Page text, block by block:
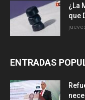
¿La
que
ENTRADAS